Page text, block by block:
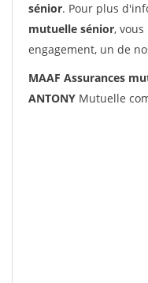
sénior. Pour plus
mutuelle sénior, vous
engagement, un de
MAAF Assurances
ANTONY Mutuelle